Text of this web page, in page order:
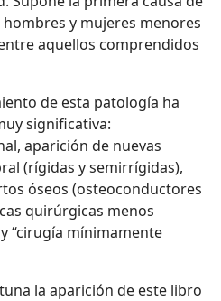
y mujeres menores
aquellos comprendidos
de esta patología ha
significativa:
aparición de nuevas
(rígidas y semirrígidas),
óseos (osteoconductores
quirúrgicas menos
“cirugía mínimamente
la aparición de este libro